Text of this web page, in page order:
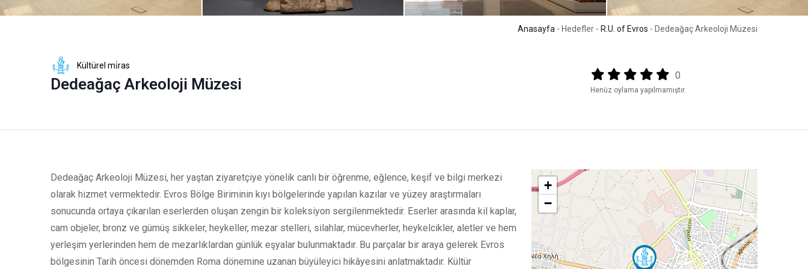
Anasayfa - Hedefler - R.U. of Evros - Dedeağaç Arkeoloji Müzesi
Kültürel mi̇ras
Dedeağaç Arkeoloji Müzesi
Output format
(star)(star)(star)(star)(star)
0
Henüz oylama yapılmamıştır.
Dedeağaç Arkeoloji Müzesi, her yaştan ziyaretçiye yönelik canlı bir öğrenme, eğlence, keşif ve bilgi merkezi
olarak hizmet vermektedir. Evros Bölge Biriminin kıyı bölgelerinde yapılan kazılar ve yüzey araştırmaları
sonucunda ortaya çıkarılan eserlerden oluşan zengin bir koleksiyon sergilenmektedir. Eserler arasında kil kaplar,
cam objeler, bronz ve gümüş sikkeler, heykeller, mezar stelleri, silahlar, mücevherler, heykelcikler, aletler ve hem
yerleşim yerlerinden hem de mezarlıklardan günlük eşyalar bulunmaktadır. Bu parçalar bir araya gelerek Evros
bölgesinin Tarih öncesi dönemden Roma dönemine uzanan büyüleyici hikâyesini anlatmaktadır. Kültür
+
−